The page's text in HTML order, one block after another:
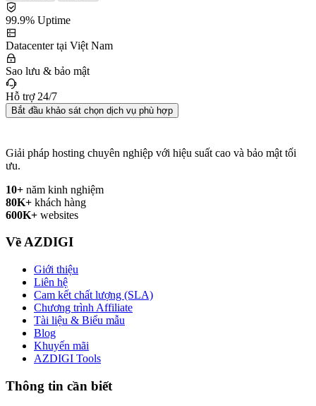
99.9% Uptime
Datacenter tại Việt Nam
Sao lưu & bảo mật
Hỗ trợ 24/7
Bắt đầu khảo sát chọn dịch vụ phù hợp
Giải pháp hosting chuyên nghiệp với hiệu suất cao và bảo mật tối
ưu.
10+ năm kinh nghiệm
80K+ khách hàng
600K+ websites
Về AZDIGI
Giới thiệu
Liên hệ
Cam kết chất lượng (SLA)
Chương trình Affiliate
Tài liệu & Biểu mẫu
Blog
Khuyến mãi
AZDIGI Tools
Thông tin cần biết